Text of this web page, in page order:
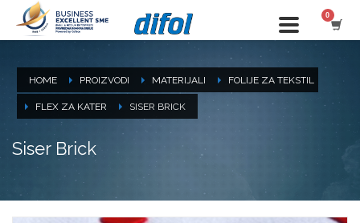
HOME PROIZVODI MATERIJALI FOLIJE ZA TEKSTIL
FLEX ZA KATER SISER BRICK
Siser Brick